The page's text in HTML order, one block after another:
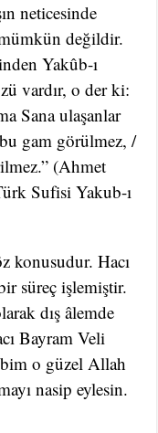
neticesinde
değildir.
Yakûb-ı
vardır, o der ki:
Sana ulaşanlar
gam görülmez, /
(Ahmet
Sufisi Yakub-ı
konusudur. Hacı
süreç işlemiştir.
dış âlemde
Bayram Veli
o güzel Allah
nasip eylesin.